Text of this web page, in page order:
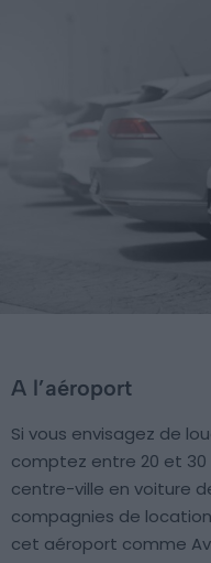
A l’aéroport
Si vous envisagez de
comptez entre 20 et
centre-ville en voiture
compagnies de
cet aéroport comme